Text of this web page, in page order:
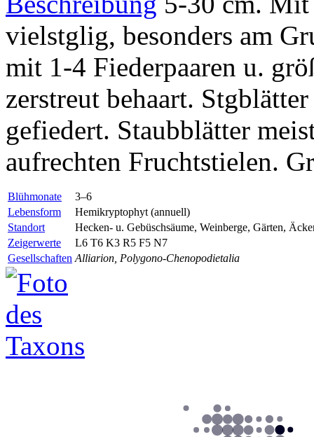
vielstglig, besonders am
mit 1-4 Fiederpaaren u.
zerstreut behaart.
gefiedert. Staubblätter
aufrechten Fruchtstielen.
Blühmonate
3–6
Lebensform
Hemikryptophyt (annuell)
Standort
Hecken- u. Gebüschsäume, Weinberge, Gärten,
Zeigerwerte
L6 T6 K3 R5 F5 N7
Gesellschaften Alliarion, Polygono-Chenopodietalia